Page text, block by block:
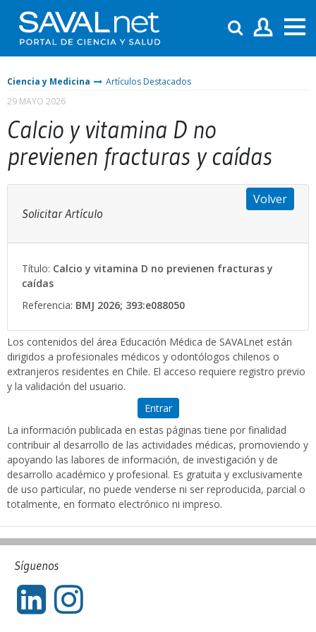
Ciencia y Medicina
Artículos Destacados
29 MAYO 2026
Calcio y vitamina D no
previenen fracturas y caídas
Solicitar Artículo
Volver
Título: Calcio y vitamina D no previenen fracturas y
caídas
Referencia: BMJ 2026; 393:e088050
Los contenidos del área Educación Médica de SAVALnet están
dirigidos a profesionales médicos y odontólogos chilenos o
extranjeros residentes en Chile. El acceso requiere registro previo
y la validación del usuario.
Entrar
La información publicada en estas páginas tiene por finalidad
contribuir al desarrollo de las actividades médicas, promoviendo y
apoyando las labores de información, de investigación y de
desarrollo académico y profesional. Es gratuita y exclusivamente
de uso particular, no puede venderse ni ser reproducida, parcial o
totalmente, en formato electrónico ni impreso.
Síguenos